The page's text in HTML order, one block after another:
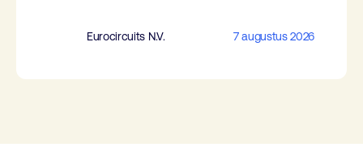
Eurocircuits N.V. 7 augustus 2026